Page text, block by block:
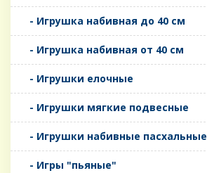
- Игрушка набивная до 40 см
- Игрушка набивная от 40 см
- Игрушки елочные
- Игрушки мягкие подвесные
- Игрушки набивные пасхальные
- Игры "пьяные"